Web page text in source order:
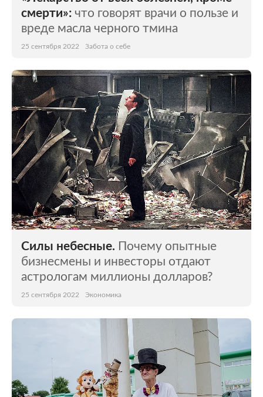
смерти»: что говорят врачи о пользе и
вреде масла черного тмина
25 сентября 2022 Забота о себе
Силы небесные. Почему опытные
бизнесмены и инвесторы отдают
астрологам миллионы долларов?
25 сентября 2022 Экономика